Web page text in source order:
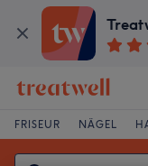
FRISEUR NÄGEL